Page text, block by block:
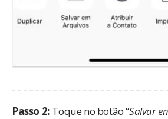
Passo 2: Toque no botão “Salvar